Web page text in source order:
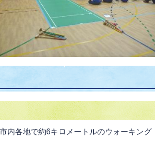
内各地で約6キロメートルのウォーキング